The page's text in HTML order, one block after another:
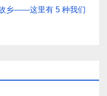
乡——这里有 5 种我们